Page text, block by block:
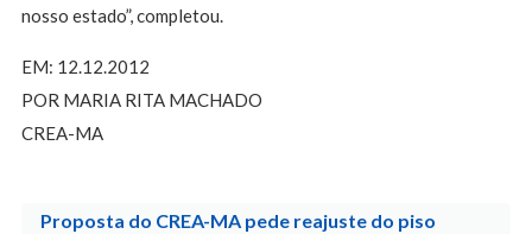
nosso estado”, completou.
EM: 12.12.2012
POR MARIA RITA MACHADO
CREA-MA
Proposta do CREA-MA pede reajuste do piso